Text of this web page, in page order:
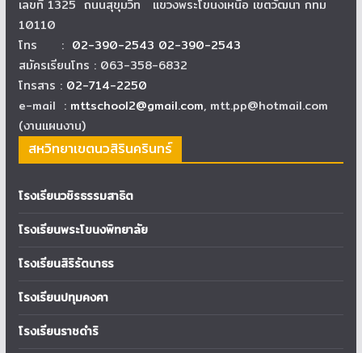
เลขที่ 1325 ถนนสุขุมวิท แขวงพระโขนงเหนือ เขตวัฒนา กทม
10110
โทร : 02-390-2543 02-390-2543
สมัครเรียนโทร : 063-358-6832
โทรสาร : 02-714-2250
e-mail : mttschool2@gmail.com, mtt.pp@hotmail.com
(งานแผนงาน)
สหวิทยาเขตนวสิรินครินทร์
โรงเรียนวชิรธรรมสาธิต
โรงเรียนพระโขนงพิทยาลัย
โรงเรียนสิริรัตนาธร
โรงเรียนปทุมคงคา
โรงเรียนราชดำริ